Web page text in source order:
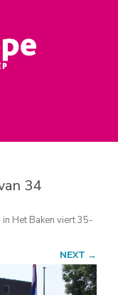
34
in Het Baken viert 35-
NEXT →